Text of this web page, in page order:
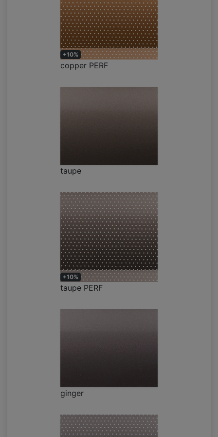
+10%
copper PERF
taupe
+10%
taupe PERF
ginger